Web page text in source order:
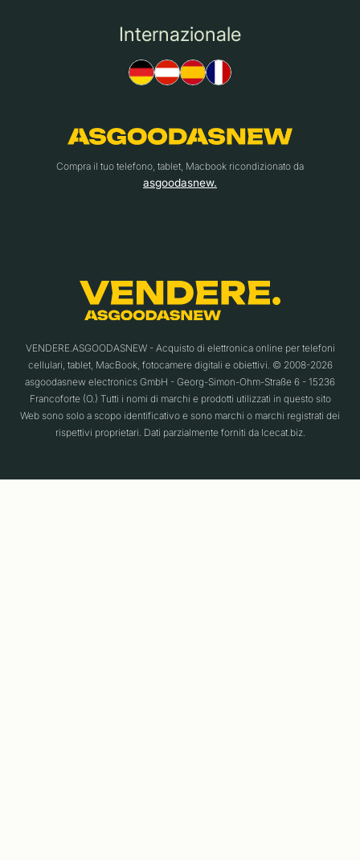
Internazionale
Compra il tuo telefono, tablet, Macbook ricondizionato da
asgoodasnew.
VENDERE.ASGOODASNEW - Acquisto di elettronica online per telefoni
cellulari, tablet, MacBook, fotocamere digitali e obiettivi. © 2008-2026
asgoodasnew electronics GmbH - Georg-Simon-Ohm-Straße 6 - 15236
Francoforte (O.) Tutti i nomi di marchi e prodotti utilizzati in questo sito
Web sono solo a scopo identificativo e sono marchi o marchi registrati dei
rispettivi proprietari. Dati parzialmente forniti da Icecat.biz.